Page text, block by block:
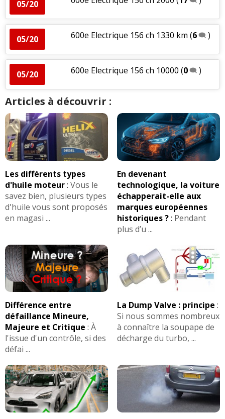
05/20
05/20 600e Electrique 156 ch 1330 km (6 )
05/20 600e Electrique 156 ch 10000 (0 )
Articles à découvrir :
Les différents types
d'huile moteur: Vous le
savez bien, plusieurs types
d'huile vous sont proposés
en magasi ...
En devenant
technologique, la voiture
échapperait-elle aux
marques européennes
historiques ?: Pendant
plus d’u ...
Différence entre
défaillance Mineure,
Majeure et Critique : À
l'issue d'un contrôle, si des
défai ...
La Dump Valve : principe :
Si nous sommes nombreux
à connaître la soupape de
décharge du turbo, ...